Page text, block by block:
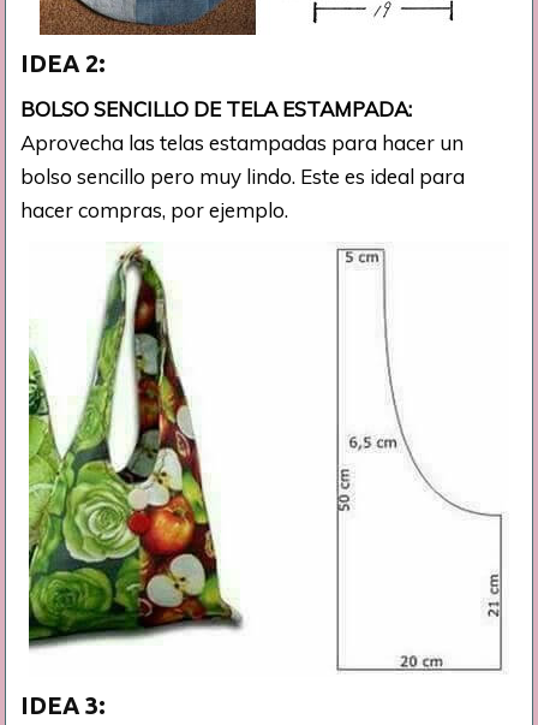
IDEA 2:
BOLSO SENCILLO DE TELA ESTAMPADA:
Aprovecha las telas estampadas para hacer un
bolso sencillo pero muy lindo. Este es ideal para
hacer compras, por ejemplo.
IDEA 3: